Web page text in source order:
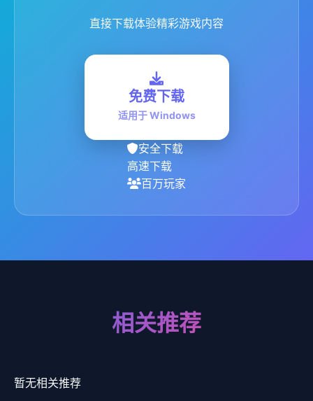
直接下载体验精彩游戏内容
免费下载
适用于 Windows
安全下载
高速下载
百万玩家
相关推荐
暂无相关推荐